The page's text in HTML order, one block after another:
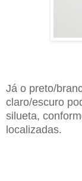
Já o preto/
claro/escuro
silueta,
localizadas.